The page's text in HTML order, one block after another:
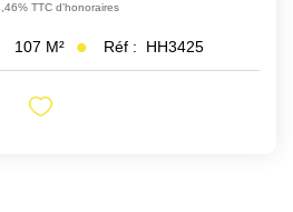
TTC d'honoraires
107 M² Réf : HH3425